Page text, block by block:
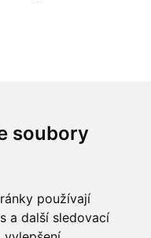
soubory
používají
a další sledovací
účtu